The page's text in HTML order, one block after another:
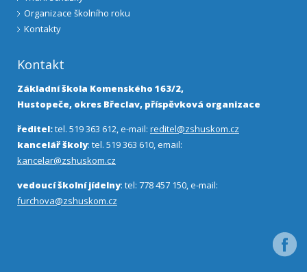
Organizace školního roku
Kontakty
Kontakt
Základní škola Komenského 163/2,
Hustopeče, okres Břeclav, příspěvková organizace
ředitel:tel. 519 363 612, e-mail: reditel@zshuskom.cz
kancelář školy: tel. 519 363 610, email:
kancelar@zshuskom.cz
vedoucí školní jídelny: tel: 778 457 150, e-mail:
furchova@zshuskom.cz